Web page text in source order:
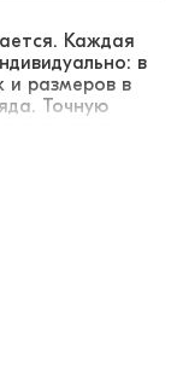
Каждая
в
и размеров в
Точную
возможным.